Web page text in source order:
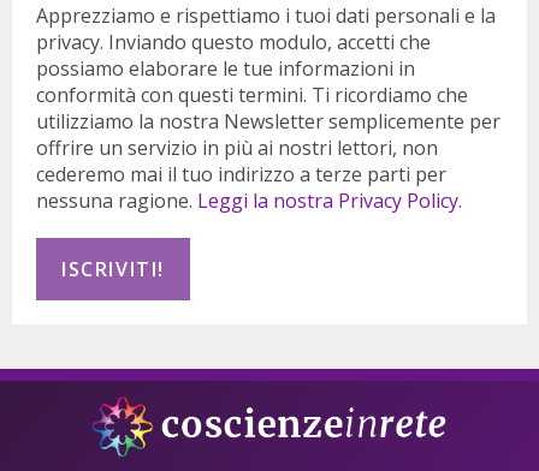
Apprezziamo e rispettiamo i tuoi dati personali e la
privacy. Inviando questo modulo, accetti che
possiamo elaborare le tue informazioni in
conformità con questi termini. Ti ricordiamo che
utilizziamo la nostra Newsletter semplicemente per
offrire un servizio in più ai nostri lettori, non
cederemo mai il tuo indirizzo a terze parti per
nessuna ragione. Leggi la nostra Privacy Policy.